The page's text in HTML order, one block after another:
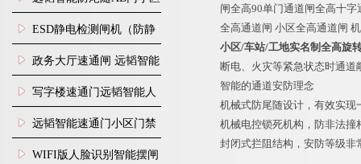
门禁闸机安装
​ESD静电检测闸机（防静
电门禁通道系统）
政务大厅速通闸 远韬智能
防尾随静音速通门
写字楼速通门远韬智能人
脸识别快速通道闸
远韬智能速通门小区门禁
闸机食堂消费摆闸
WIFI版人脸识别智能摆闸
闸全高90单门通道闸全高十
全高通道闸 小区全高通道闸
小区/车站/工地实名制全高旋
断电、火灾等紧急状态时通
智能的通道安防理念
机械式防尾随设计，有效实现
机械电控锁死机构，防非法撞
封闭式拦阻结构，安防等级非